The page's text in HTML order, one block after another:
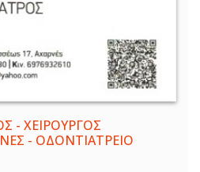
- ΧΕΙΡΟΥΡΓΟΣ
- ΟΔΟΝΤΙΑΤΡΕΙΟ